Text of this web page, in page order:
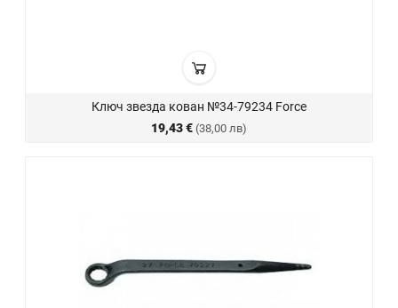
Ключ звезда кован №34-79234 Force
19,43 € (38,00 лв)